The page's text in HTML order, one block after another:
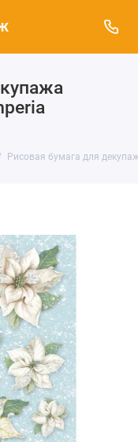
Рисовая бумага для